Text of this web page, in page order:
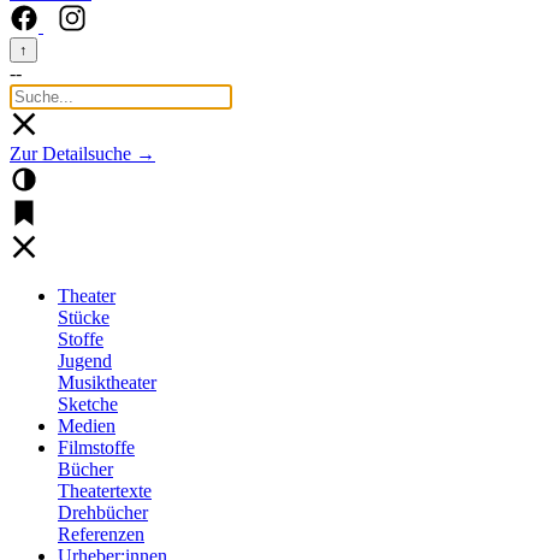
↑
--
Zur Detailsuche →
Theater
Stücke
Stoffe
Jugend
Musiktheater
Sketche
Medien
Filmstoffe
Bücher
Theatertexte
Drehbücher
Referenzen
Urheber:innen